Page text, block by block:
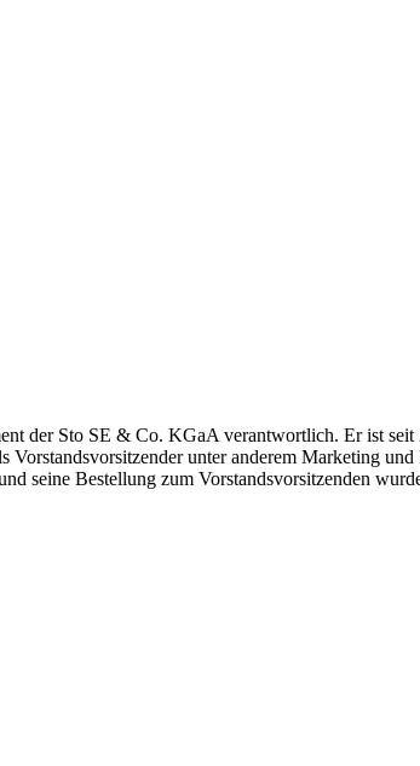
der Sto SE & Co. KGaA verantwortlich. Er ist
unter anderem Marketing
seine Bestellung zum Vorstandsvorsitzenden